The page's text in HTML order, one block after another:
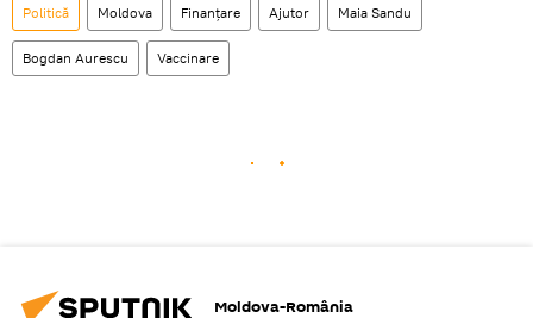
Politică Moldova Finanțare Ajutor Maia Sandu
Bogdan Aurescu Vaccinare
Moldova-România